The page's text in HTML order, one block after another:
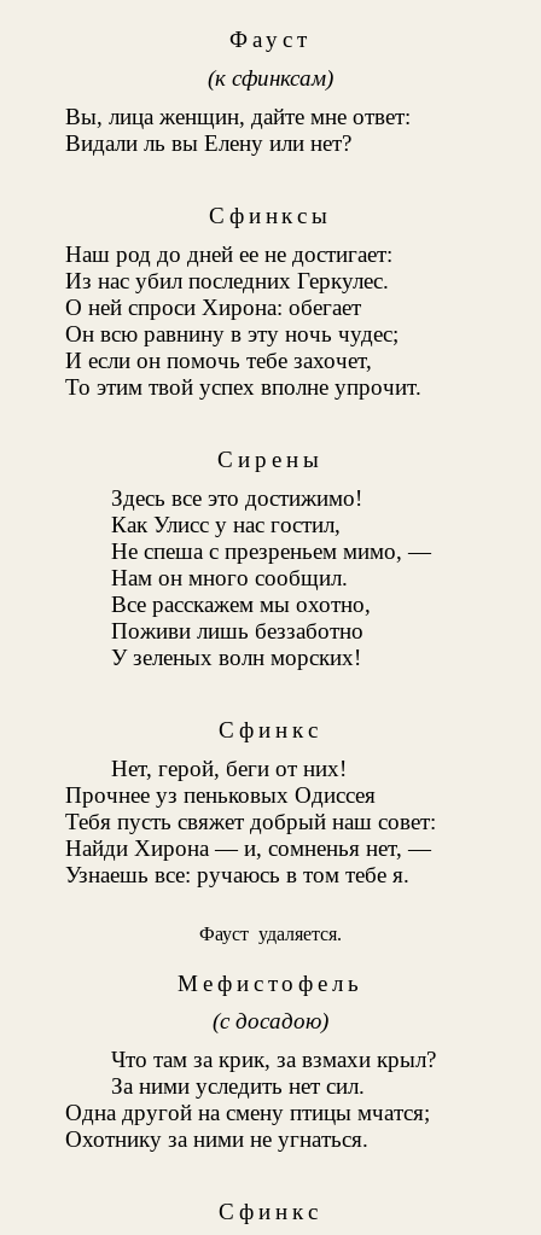
Фауст
(к сфинксам)
Вы, лица женщин, дайте мне ответ:
Видали ль вы Елену или нет?
Сфинксы
Наш род до дней ее не достигает:
Из нас убил последних Геркулес.
О ней спроси Хирона: обегает
Он всю равнину в эту ночь чудес;
И если он помочь тебе захочет,
То этим твой успех вполне упрочит.
Сирены
Здесь все это достижимо!
Как Улисс у нас гостил,
Не спеша с презреньем мимо, —
Нам он много сообщил.
Все расскажем мы охотно,
Поживи лишь беззаботно
У зеленых волн морских!
Сфинкс
Нет, герой, беги от них!
Прочнее уз пеньковых Одиссея
Тебя пусть свяжет добрый наш совет:
Найди Хирона — и, сомненья нет, —
Узнаешь все: ручаюсь в том тебе я.
Фауст удаляется.
Мефистофель
(с досадою)
Что там за крик, за взмахи крыл?
За ними уследить нет сил.
Одна другой на смену птицы мчатся;
Охотнику за ними не угнаться.
Сфинкс